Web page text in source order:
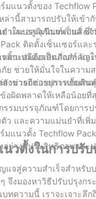
มแนวตั้งของ
หล่านี้สามารถปรับให้
ละอลูมิเนียมฟอยล์ ซึ่ง
ำในบรรจุภัณฑ์เป็นสิ่ง
ติดตั้งเซ็นเซอร์
รสิ้นเปลืองผลิตภัณฑ์ แล
าะสมถือเป็นสิ่งสำคัญ
ย ช่วยให้มั่นใจในควา
ช่วยยืดอายุการเก็บสิน
ามารถช่วยประหยัดต้
อผิดพลาดให้เหลือน้อ
รรมบรรจุภัณฑ์โดยกา
ว และความแม่นยำที่
นวตั้ง Techflow
ย่างมีประสิทธิภาพและ
วตั้งในการป
จสู่ความสำเร็จสำหรั
จึงมองหาวิธีปรับปรุงก
ความนี้ เราจะเจาะ